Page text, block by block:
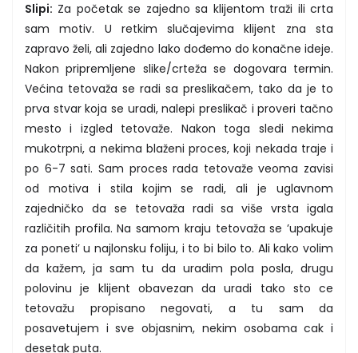
Slipi: Za početak se zajedno sa klijentom traži ili crta
sam motiv. U retkim slučajevima klijent zna sta
zapravo želi, ali zajedno lako dođemo do konačne ideje.
Nakon pripremljene slike/crteža se dogovara termin.
Većina tetovaža se radi sa preslikačem, tako da je to
prva stvar koja se uradi, nalepi preslikač i proveri tačno
mesto i izgled tetovaže. Nakon toga sledi nekima
mukotrpni, a nekima blaženi proces, koji nekada traje i
po 6-7 sati. Sam proces rada tetovaže veoma zavisi
od motiva i stila kojim se radi, ali je uglavnom
zajedničko da se tetovaža radi sa više vrsta igala
različitih profila. Na samom kraju tetovaža se ’upakuje
za poneti’ u najlonsku foliju, i to bi bilo to. Ali kako volim
da kažem, ja sam tu da uradim pola posla, drugu
polovinu je klijent obavezan da uradi tako sto ce
tetovažu propisano negovati, a tu sam da
posavetujem i sve objasnim, nekim osobama cak i
desetak puta.